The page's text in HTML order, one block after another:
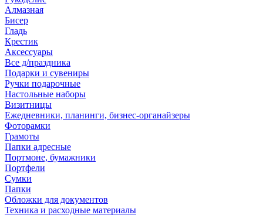
Алмазная
Бисер
Гладь
Крестик
Аксессуары
Все д/праздника
Подарки и сувениры
Ручки подарочные
Настольные наборы
Визитницы
Ежедневники, планинги, бизнес-органайзеры
Фоторамки
Грамоты
Папки адресные
Портмоне, бумажники
Портфели
Сумки
Папки
Обложки для документов
Техника и расходные материалы